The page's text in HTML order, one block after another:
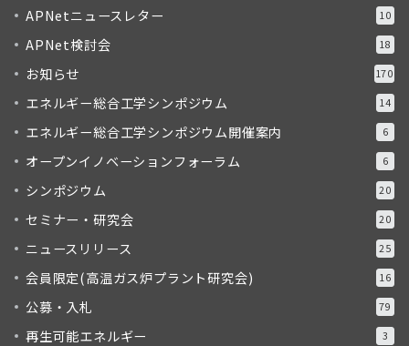
APNetニュースレター 10
APNet検討会 18
お知らせ 170
エネルギー総合工学シンポジウム 14
エネルギー総合工学シンポジウム開催案内 6
オープンイノベーションフォーラム 6
シンポジウム 20
セミナー・研究会 20
ニュースリリース 25
会員限定(高温ガス炉プラント研究会) 16
公募・入札 79
再生可能エネルギー 3